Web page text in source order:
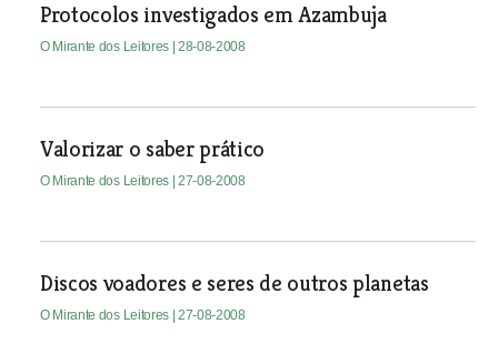
Protocolos investigados em Azambuja
O Mirante dos Leitores | 28-08-2008
Valorizar o saber prático
O Mirante dos Leitores | 27-08-2008
Discos voadores e seres de outros planetas
O Mirante dos Leitores | 27-08-2008